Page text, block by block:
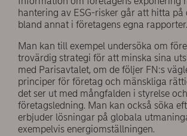
hantering av ESG-risker går att hitta på
bland annat i företagens egna rapporter.
Man kan till exempel undersöka om
trovärdig strategi för att minska sina
med Parisavtalet, om de följer FN:s
principer för företag och mänskliga
det ser ut med mångfalden i styrelse och
företagsledning. Man kan också söka
erbjuder lösningar på globala
exempelvis energiomställningen.